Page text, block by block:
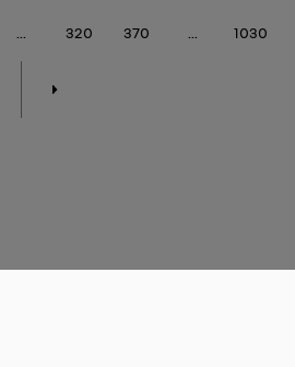
320 370 1030